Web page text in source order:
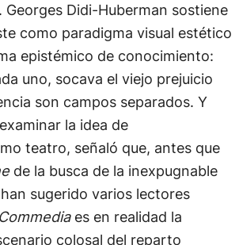
Georges Didi-Huberman sostiene
como paradigma visual estético
epistémico de conocimiento:
uno, socava el viejo prejuicio
son campos separados. Y
la idea de
teatro, señaló que, antes que
de la busca de la inexpugnable
sugerido varios lectores
Commediaes en realidad la
colosal del reparto